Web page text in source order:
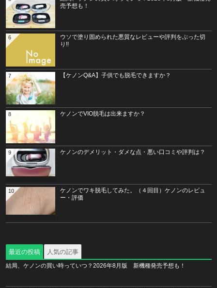
売予想も！
ウソで塗り固められた悪質なレビューや評判をぶった切
り!!
6
【ケノンQ&A】子供でも脱毛できますか？
7
ケノンでVIO脱毛は出来ますか？
8
ケノンのデメリット・ダメな点・悪い口コミや評判は？
9
ケノンでワキ脱毛してみた。（４回目）ケノンのレビュ
ー・評価
10
最近の投稿 人気の記事
結局、ケノンの買い時っていつ？2026年8月版 新機種発売予想も！